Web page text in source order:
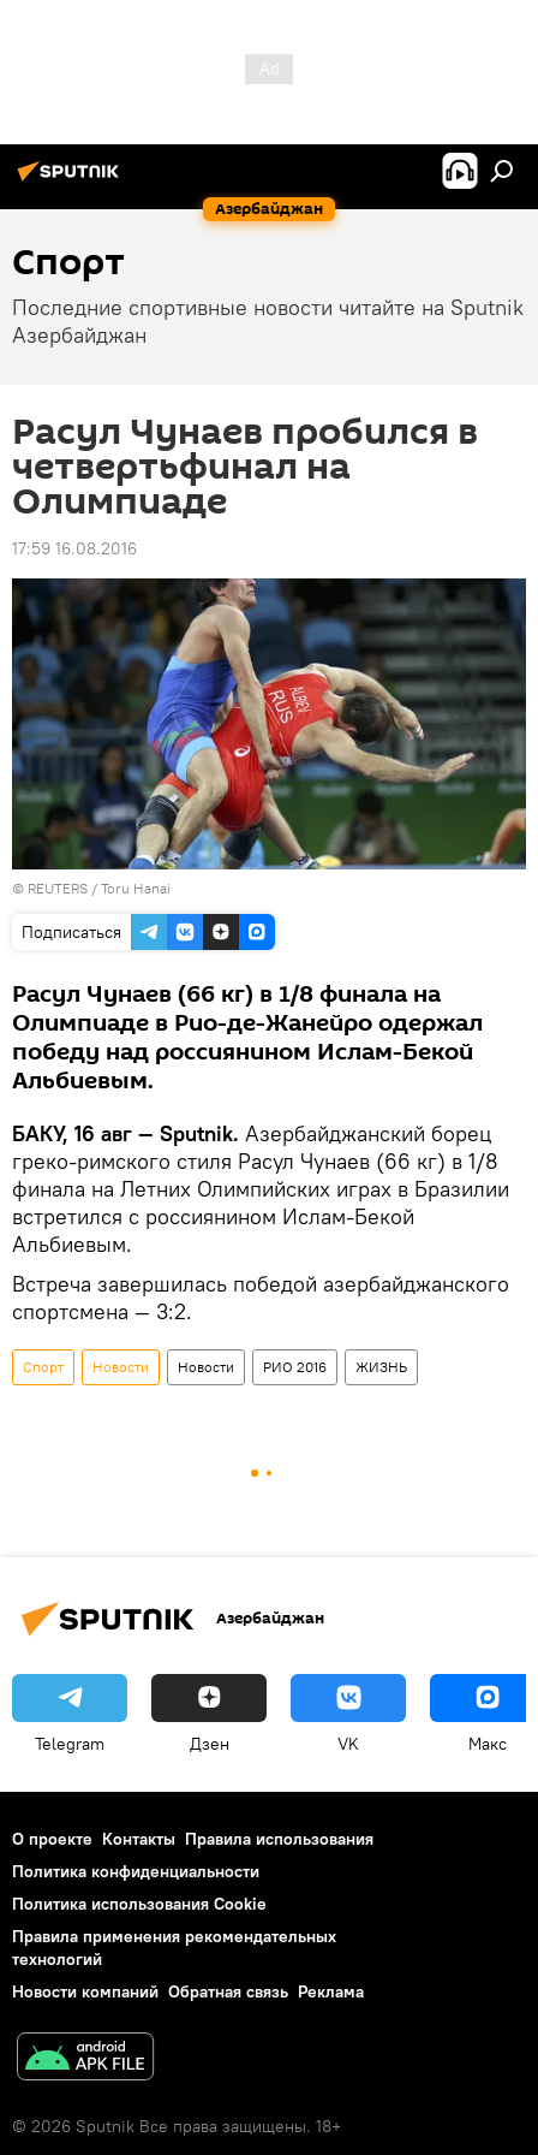
Азербайджан
Спорт
Последние спортивные новости читайте на Sputnik
Азербайджан
Расул Чунаев пробился в
четвертьфинал на
Олимпиаде
17:59 16.08.2016
© REUTERS / Toru Hanai
Подписаться
Расул Чунаев (66 кг) в 1/8 финала на
Олимпиаде в Рио-де-Жанейро одержал
победу над россиянином Ислам-Бекой
Альбиевым.
БАКУ, 16 авг — Sputnik. Азербайджанский борец
греко-римского стиля Расул Чунаев (66 кг) в 1/8
финала на Летних Олимпийских играх в Бразилии
встретился с россиянином Ислам-Бекой
Альбиевым.
Встреча завершилась победой азербайджанского
спортсмена — 3:2.
Спорт Новости Новости РИО 2016 ЖИЗНЬ
Азербайджан
Telegram Дзен VK Макс
О проекте Контакты Правила использования
Политика конфиденциальности
Политика использования Cookie
Правила применения рекомендательных
технологий
Новости компаний Обратная связь Реклама
© 2026 Sputnik Все права защищены. 18+